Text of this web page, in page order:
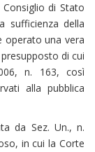
di Stato
sufficienza della
operato una vera
di cui
n. 163, così
alla pubblica
da Sez. Un., n.
in cui la Corte